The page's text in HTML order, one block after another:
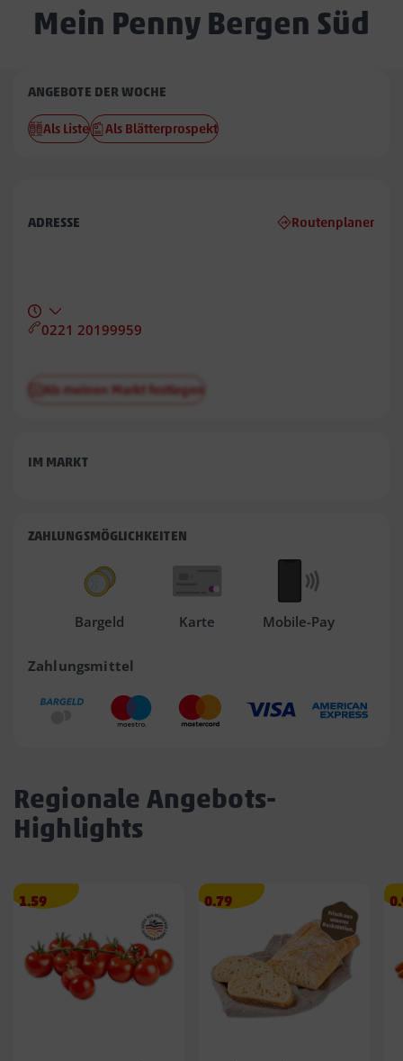
Mein Penny Bergen Süd
Penny
Bergen
Süd
ANGEBOTE DER WOCHE
Als Liste Als Blätterprospekt
ADRESSE Routenplaner
0221 20199959
Als meinen Markt festlegen
IM MARKT
ZAHLUNGSMÖGLICHKEITEN
Bargeld Karte Mobile-Pay
Zahlungsmittel
Regionale Angebots-
Highlights
Angebotspreis
1.59
Angebotspreis
0.79